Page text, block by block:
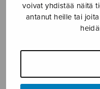
voivat yhdistää näitä
antanut heille tai
miesäänille
6,50€
sov. Mikko Hurme